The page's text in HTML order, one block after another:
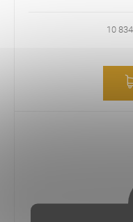
10